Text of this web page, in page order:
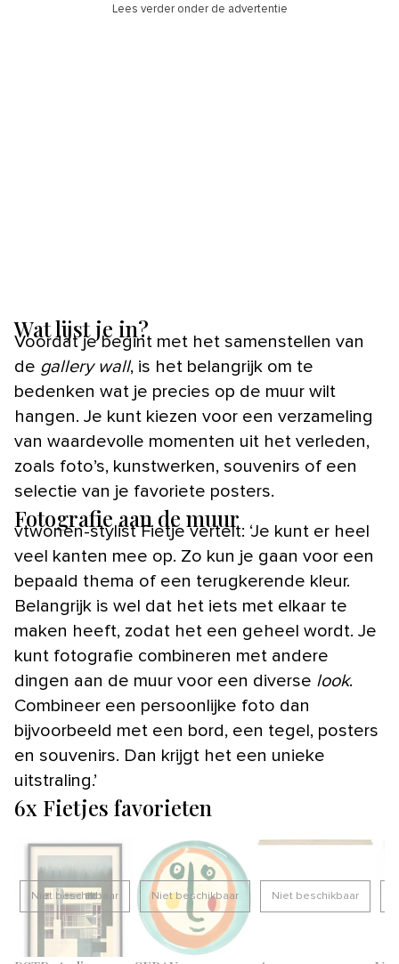
Lees verder onder de advertentie
Wat lijst je in?
Voordat je begint met het samenstellen van
de gallery wall, is het belangrijk om te
bedenken wat je precies op de muur wilt
hangen. Je kunt kiezen voor een verzameling
van waardevolle momenten uit het verleden,
zoals foto’s, kunstwerken, souvenirs of een
selectie van je favoriete posters.
Fotografie aan de muur
vtwonen-stylist Fietje vertelt: ‘Je kunt er heel
veel kanten mee op. Zo kun je gaan voor een
bepaald thema of een terugkerende kleur.
Belangrijk is wel dat het iets met elkaar te
maken heeft, zodat het een geheel wordt. Je
kunt fotografie combineren met andere
dingen aan de muur voor een diverse look.
Combineer een persoonlijke foto dan
bijvoorbeeld met een bord, een tegel, posters
en souvenirs. Dan krijgt het een unieke
uitstraling.’
6x Fietjes favorieten
Niet beschikbaar Niet beschikbaar Niet beschikbaar